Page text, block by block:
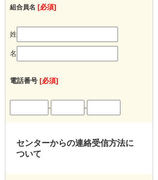
組合員名 [必須]
姓
名
電話番号 [必須]
- -
センターからの連絡受信方法に
ついて